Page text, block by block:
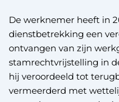
De werknemer heeft in
dienstbetrekking een
ontvangen van zijn
stamrechtvrijstelling in
hij veroordeeld tot
vermeerderd met